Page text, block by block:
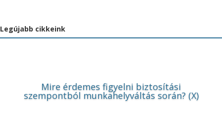
Legújabb cikkeink
Mire érdemes figyelni biztosítási
szempontból munkahelyváltás során? (X)